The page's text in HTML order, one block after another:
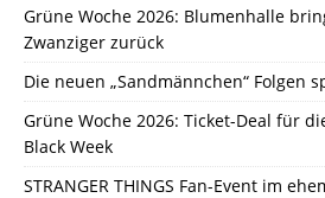
Grüne Woche 2026: Blumenhalle
Zwanziger zurück
Die neuen „Sandmännchen“ Folgen
Grüne Woche 2026: Ticket-Deal für
Black Week
STRANGER THINGS Fan-Event im